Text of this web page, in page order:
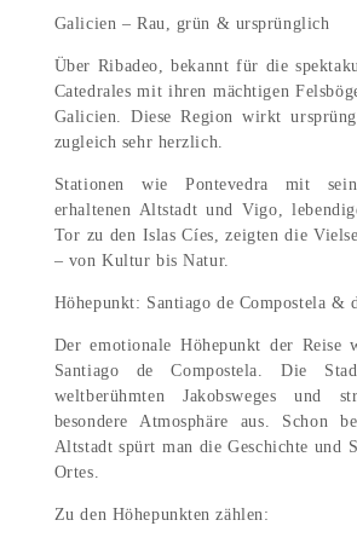
Galicien – Rau, grün & ursprünglich
Über Ribadeo, bekannt für die
Catedrales mit ihren mächtigen
Galicien. Diese Region wirkt
zugleich sehr herzlich.
Stationen wie Pontevedra mit
erhaltenen Altstadt und Vigo,
Tor zu den Islas Cíes, zeigten die
– von Kultur bis Natur.
Höhepunkt: Santiago de Compostela &
Der emotionale Höhepunkt der Reise
Santiago de Compostela. Die
weltberühmten Jakobsweges und
besondere Atmosphäre aus. Schon
Altstadt spürt man die Geschichte und
Ortes.
Zu den Höhepunkten zählen: